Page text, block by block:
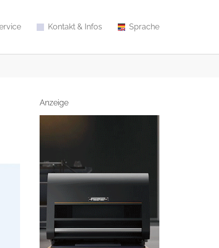
Kontakt & Infos Sprache
Anzeige